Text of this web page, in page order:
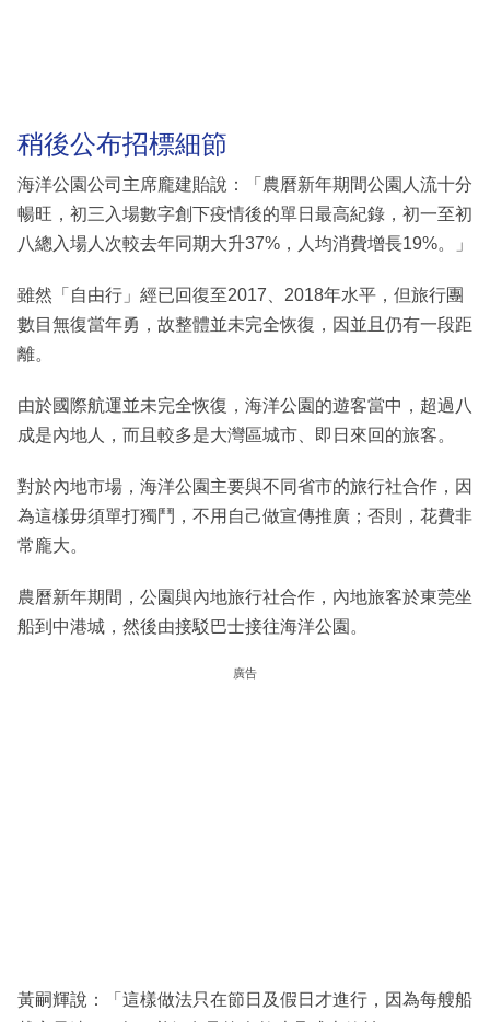
稍後公布招標細節
海洋公園公司主席龐建貽說：「農曆新年期間公園人流十分
暢旺，初三入場數字創下疫情後的單日最高紀錄，初一至初
八總入場人次較去年同期大升37%，人均消費增長19%。」
雖然「自由行」經已回復至2017、2018年水平，但旅行團
數目無復當年勇，故整體並未完全恢復，因並且仍有一段距
離。
由於國際航運並未完全恢復，海洋公園的遊客當中，超過八
成是內地人，而且較多是大灣區城市、即日來回的旅客。
對於內地市場，海洋公園主要與不同省市的旅行社合作，因
為這樣毋須單打獨鬥，不用自己做宣傳推廣；否則，花費非
常龐大。
農曆新年期間，公園與內地旅行社合作，內地旅客於東莞坐
船到中港城，然後由接駁巴士接往海洋公園。
廣告
黃嗣輝說：「這樣做法只在節日及假日才進行，因為每艘船